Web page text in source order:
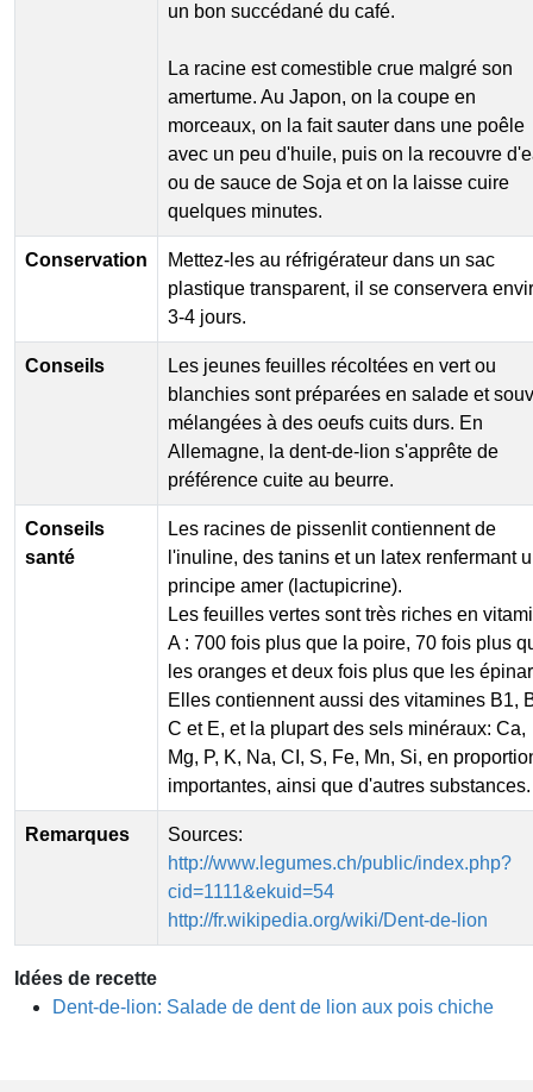
un bon succédané du café.
La racine est comestible crue malgré son
amertume. Au Japon, on la coupe en
morceaux, on la fait sauter dans une poêle
avec un peu d'huile, puis on la recouvre
ou de sauce de Soja et on la laisse cuire
quelques minutes.
Conservation
Mettez-les au réfrigérateur dans un sac
plastique transparent, il se conservera
3-4 jours.
Conseils
Les jeunes feuilles récoltées en vert ou
blanchies sont préparées en salade et
mélangées à des oeufs cuits durs. En
Allemagne, la dent-de-lion s'apprête de
préférence cuite au beurre.
Conseils
santé
Les racines de pissenlit contiennent de
l'inuline, des tanins et un latex renfermant
principe amer (lactupicrine).
Les feuilles vertes sont très riches en
A : 700 fois plus que la poire, 70 fois plus
les oranges et deux fois plus que les
Elles contiennent aussi des vitamines B1,
C et E, et la plupart des sels minéraux: Ca,
Mg, P, K, Na, CI, S, Fe, Mn, Si, en
importantes, ainsi que d'autres substances.
Remarques
Sources:
http://www.legumes.ch/public/index.php?
cid=1111&ekuid=54
http://fr.wikipedia.org/wiki/Dent-de-lion
Idées de recette
Dent-de-lion: Salade de dent de lion aux pois chiche